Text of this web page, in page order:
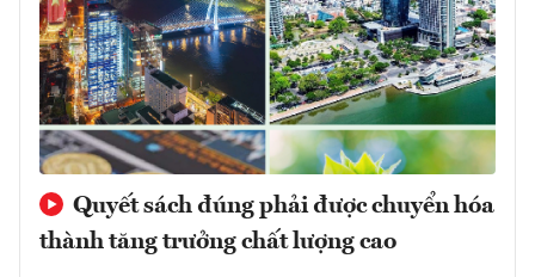
Quyết sách đúng phải được chuyển hóa
thành tăng trưởng chất lượng cao